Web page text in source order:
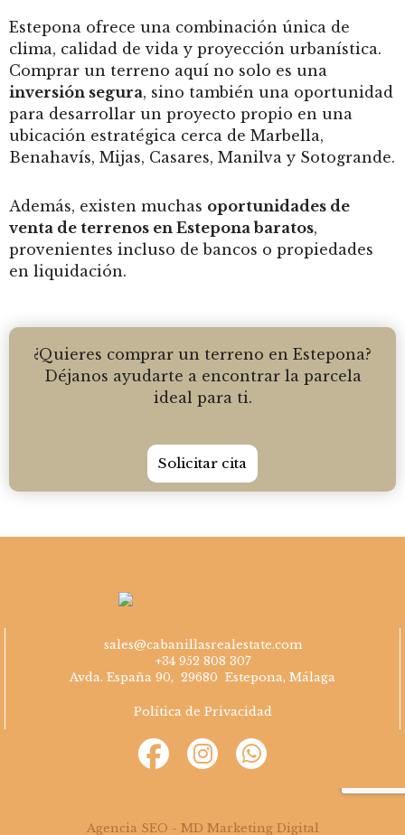
Estepona ofrece una combinación única de
clima, calidad de vida y proyección urbanística.
Comprar un terreno aquí no solo es una
inversión segura, sino también una oportunidad
para desarrollar un proyecto propio en una
ubicación estratégica cerca de Marbella,
Benahavís, Mijas, Casares, Manilva y Sotogrande.
Además, existen muchas oportunidades de
venta de terrenos en Estepona baratos,
provenientes incluso de bancos o propiedades
en liquidación.
¿Quieres comprar un terreno en Estepona?
Déjanos ayudarte a encontrar la parcela
ideal para ti.
Solicitar cita
sales@cabanillasrealestate.com
+34 952 808 307
Avda. España 90, 29680 Estepona, Málaga
Política de Privacidad
Agencia SEO - MD Marketing Digital